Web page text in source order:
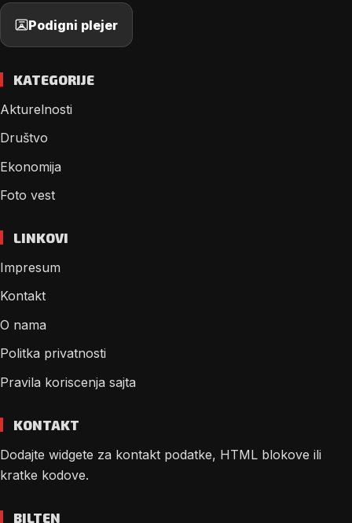
Podigni plejer
KATEGORIJE
Akturelnosti
Društvo
Ekonomija
Foto vest
LINKOVI
Impresum
Kontakt
O nama
Politka privatnosti
Pravila koriscenja sajta
KONTAKT
Dodajte widgete za kontakt podatke, HTML blokove ili
kratke kodove.
BILTEN